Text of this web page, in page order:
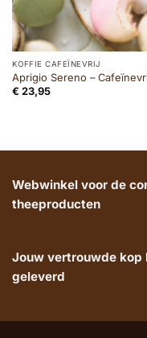
KOFFIE CAFEÏNEVRIJ
Aprigio Sereno –
€ 23,95
Webwinkel voor de
theeproducten
Jouw vertrouwde kop
geleverd